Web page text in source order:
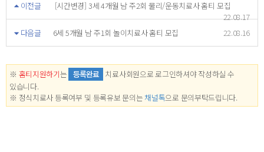
이전글
[시간변경] 3세 4개월 남 주2회 물리/운동치료사 홈티 모집
22.08.17
다음글
6세 5개월 남 주1회 놀이치료사 홈티 모집 22.08.16
※ 홈티지원하기는 등록완료 치료사회원으로 로그인하셔야 작성하실 수
있습니다.
※ 정식치료사 등록여부 및 등록유보 문의는 채널톡으로 문의부탁드립니다.